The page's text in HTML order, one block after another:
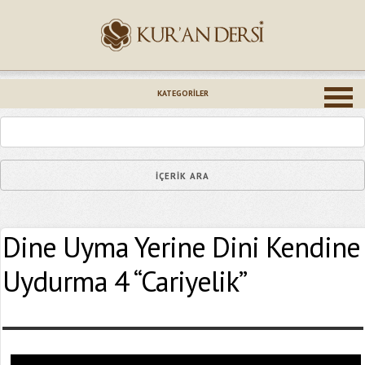
KATEGORILER
Dine Uyma Yerine Dini Kendine
Uydurma 4 “Cariyelik”
Epostanız (*)
Yaşadığınız Hatanın Ayrıntıları